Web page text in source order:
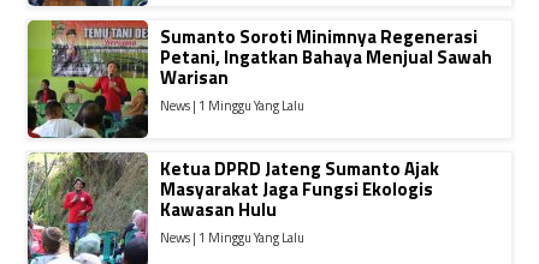
Sumanto Soroti Minimnya Regenerasi
Petani, Ingatkan Bahaya Menjual Sawah
Warisan
News | 1 Minggu Yang Lalu
Ketua DPRD Jateng Sumanto Ajak
Masyarakat Jaga Fungsi Ekologis
Kawasan Hulu
News | 1 Minggu Yang Lalu